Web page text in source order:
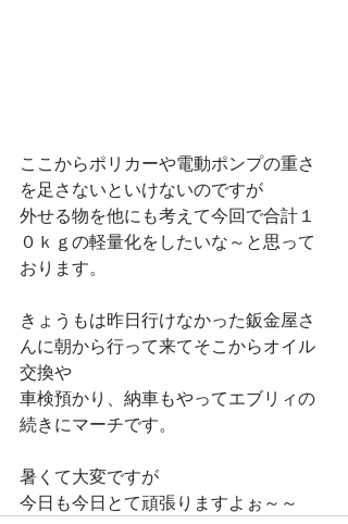
ここからポリカーや電動ポンプの重さ
を足さないといけないのですが
外せる物を他にも考えて今回で合計１
０ｋｇの軽量化をしたいな～と思って
おります。
きょうもは昨日行けなかった鈑金屋さ
んに朝から行って来てそこからオイル
交換や
車検預かり、納車もやってエブリィの
続きにマーチです。
暑くて大変ですが
今日も今日とて頑張りますよぉ～～